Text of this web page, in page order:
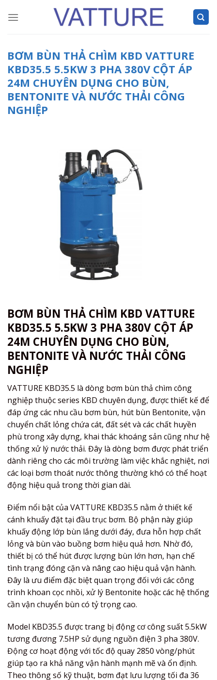
BƠM BÙN THẢ CHÌM KBD VATTURE
KBD35.5 5.5KW 3 PHA 380V CỘT ÁP
24M CHUYÊN DỤNG CHO BÙN,
BENTONITE VÀ NƯỚC THẢI CÔNG
NGHIỆP
BƠM BÙN THẢ CHÌM KBD VATTURE
KBD35.5 5.5KW 3 PHA 380V CỘT ÁP
24M CHUYÊN DỤNG CHO BÙN,
BENTONITE VÀ NƯỚC THẢI CÔNG
NGHIỆP
VATTURE KBD35.5 là dòng bơm bùn thả chìm công
nghiệp thuộc series KBD chuyên dụng, được thiết kế để
đáp ứng các nhu cầu bơm bùn, hút bùn Bentonite, vận
chuyển chất lỏng chứa cát, đất sét và các chất huyền
phù trong xây dựng, khai thác khoáng sản cũng như hệ
thống xử lý nước thải. Đây là dòng bơm được phát triển
dành riêng cho các môi trường làm việc khắc nghiệt, nơi
các loại bơm thoát nước thông thường khó có thể hoạt
động hiệu quả trong thời gian dài.
Điểm nổi bật của VATTURE KBD35.5 nằm ở thiết kế
cánh khuấy đặt tại đầu trục bơm. Bộ phận này giúp
khuấy động lớp bùn lắng dưới đáy, đưa hỗn hợp chất
lỏng và bùn vào buồng bơm hiệu quả hơn. Nhờ đó,
thiết bị có thể hút được lượng bùn lớn hơn, hạn chế
tình trạng đóng cặn và nâng cao hiệu quả vận hành.
Đây là ưu điểm đặc biệt quan trọng đối với các công
trình khoan cọc nhồi, xử lý Bentonite hoặc các hệ thống
cần vận chuyển bùn có tỷ trọng cao.
Model KBD35.5 được trang bị động cơ công suất 5.5kW
tương đương 7.5HP sử dụng nguồn điện 3 pha 380V.
Động cơ hoạt động với tốc độ quay 2850 vòng/phút
giúp tạo ra khả năng vận hành mạnh mẽ và ổn định.
Theo thông số kỹ thuật, bơm đạt lưu lượng tối đa 36